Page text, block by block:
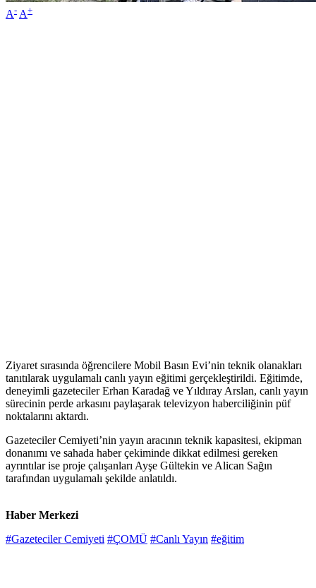
A- A+
Ziyaret sırasında öğrencilere Mobil Basın Evi’nin teknik olanakları
tanıtılarak uygulamalı canlı yayın eğitimi gerçekleştirildi. Eğitimde,
deneyimli gazeteciler Erhan Karadağ ve Yıldıray Arslan, canlı yayın
sürecinin perde arkasını paylaşarak televizyon haberciliğinin püf
noktalarını aktardı.
Gazeteciler Cemiyeti’nin yayın aracının teknik kapasitesi, ekipman
donanımı ve sahada haber çekiminde dikkat edilmesi gereken
ayrıntılar ise proje çalışanları Ayşe Gültekin ve Alican Sağın
tarafından uygulamalı şekilde anlatıldı.
Haber Merkezi
#Gazeteciler Cemiyeti #ÇOMÜ #Canlı Yayın #eğitim